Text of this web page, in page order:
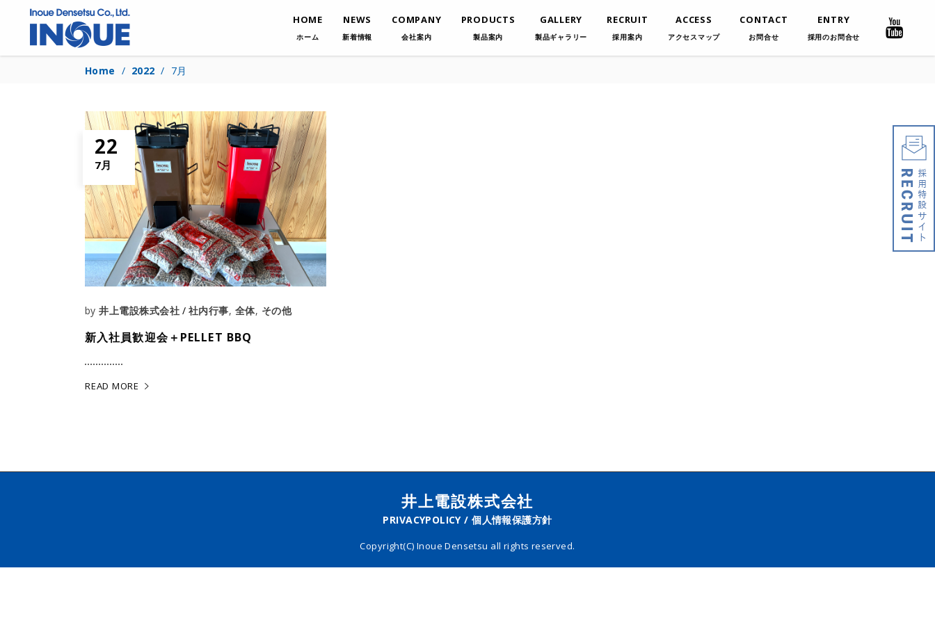
HOME
ホーム
NEWS
新着情報
COMPANY
会社案内
PRODUCTS
製品案内
GALLERY
製品ギャラリー
RECRUIT
採用案内
ACCESS
アクセスマップ
CONTACT
お問合せ
ENTRY
採用のお問合せ
Home / 2022 / 7月
22
7月
by井上電設株式会社 社内行事, 全体, その他
新入社員歓迎会＋PELLET BBQ
READ MORE
井上電設株式会社
PRIVACYPOLICY / 個人情報保護方針
Copyright(C) Inoue Densetsu all rights reserved.